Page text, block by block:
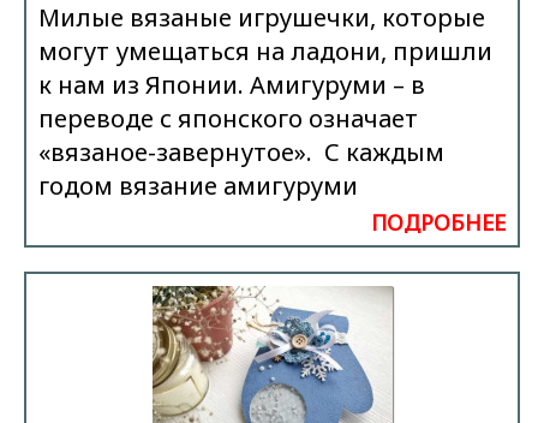
Милые вязаные игрушечки, которые
могут умещаться на ладони, пришли
к нам из Японии. Амигуруми – в
переводе с японского означает
«вязаное-завернутое». С каждым
годом вязание амигуруми
ПОДРОБНЕЕ